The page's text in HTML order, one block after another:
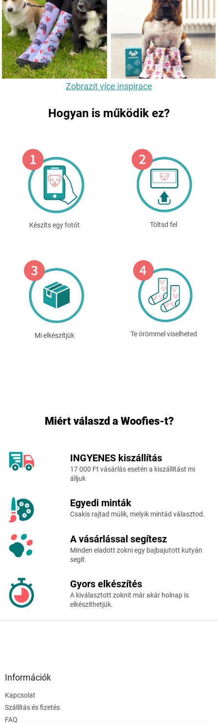
Zobrazit více inspirace
Hogyan is működik ez?
Készíts egy fotót Töltsd fel
Mi elkészítjük Te örömmel viselheted
Miért válaszd a Woofies-t?
INGYENES kiszállítás
17 000 Ft vásárlás esetén a kiszállítást mi
álljuk
Egyedi minták
Csakis rajtad múlik, melyik mintád választod.
A vásárlással segítesz
Minden eladott zokni egy bajbajutott kutyán
segít.
Gyors elkészítés
A kiválasztott zoknit már akár holnap is
elkészíthetjük.
Információk
Kapcsolat
Szállítás és fizetés
FAQ